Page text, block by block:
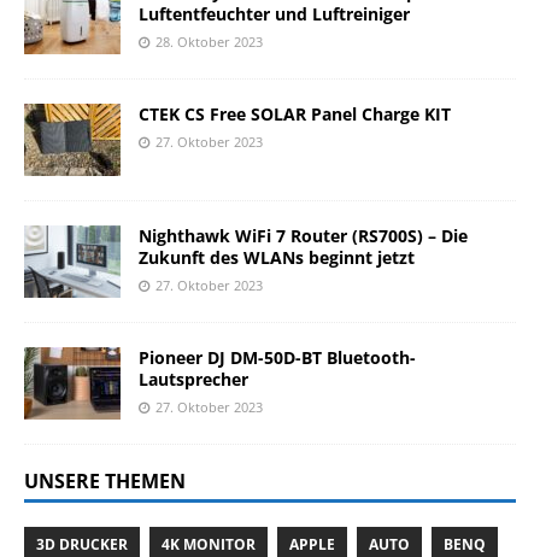
Luftentfeuchter und Luftreiniger
28. Oktober 2023
CTEK CS Free SOLAR Panel Charge KIT
27. Oktober 2023
Nighthawk WiFi 7 Router (RS700S) – Die
Zukunft des WLANs beginnt jetzt
27. Oktober 2023
Pioneer DJ DM-50D-BT Bluetooth-
Lautsprecher
27. Oktober 2023
UNSERE THEMEN
3D DRUCKER 4K MONITOR APPLE AUTO BENQ